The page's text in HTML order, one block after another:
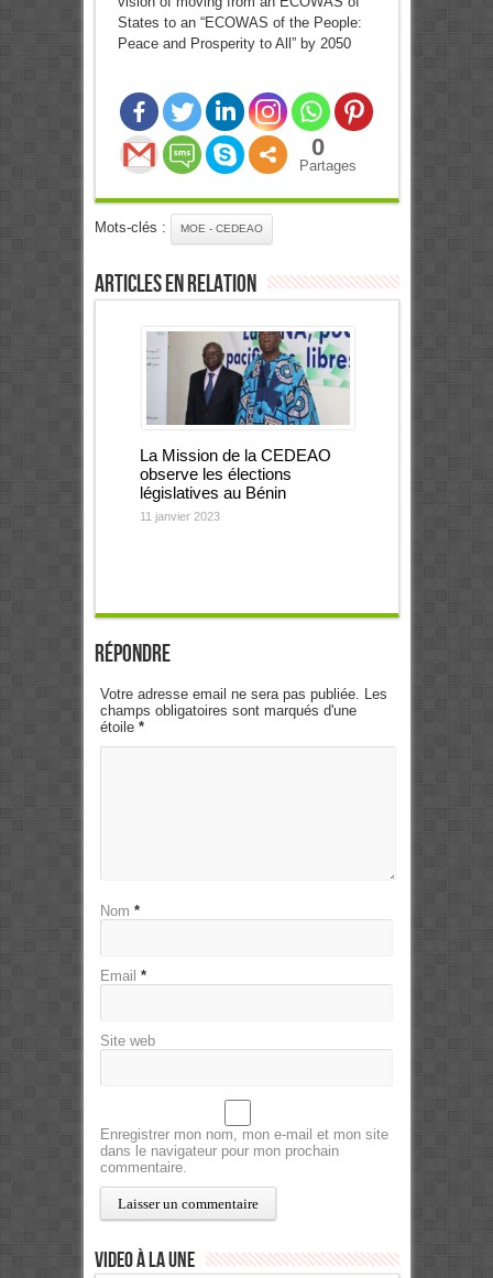
States to an “ECOWAS of the People:
Peace and Prosperity to All” by 2050
0
Partages
Mots-clés : MOE - CEDEAO
Articles en relation
La Mission de la CEDEAO
observe les élections
législatives au Bénin
11 janvier 2023
Répondre
Votre adresse email ne sera pas publiée. Les
champs obligatoires sont marqués d'une
étoile *
Nom *
Email *
Site web
Enregistrer mon nom, mon e-mail et mon site
dans le navigateur pour mon prochain
commentaire.
Video à la Une